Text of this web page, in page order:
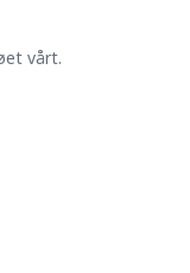
vårt.